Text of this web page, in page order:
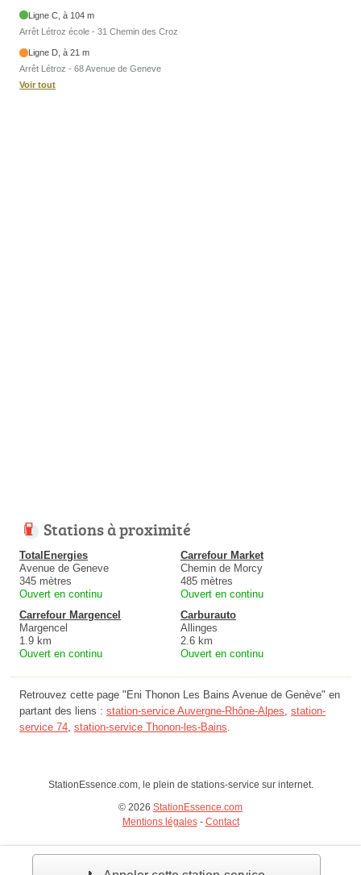
Ligne C, à 104 m
Arrêt Létroz école - 31 Chemin des Croz
Ligne D, à 21 m
Arrêt Létroz - 68 Avenue de Geneve
Voir tout
Stations à proximité
TotalEnergies
Avenue de Geneve
345 mètres
Ouvert en continu
Carrefour Market
Chemin de Morcy
485 mètres
Ouvert en continu
Carrefour Margencel
Margencel
1.9 km
Ouvert en continu
Carburauto
Allinges
2.6 km
Ouvert en continu
Retrouvez cette page "Eni Thonon Les Bains Avenue de Genève" en
partant des liens : station-service Auvergne-Rhône-Alpes, station-
service 74, station-service Thonon-les-Bains.
StationEssence.com, le plein de stations-service sur internet.
© 2026 StationEssence.com
Mentions légales- Contact